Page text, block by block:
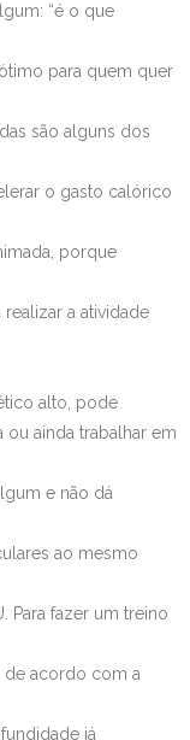
“é o que
para quem quer
são alguns dos
o gasto calórico
porque
a atividade
alto, pode
ainda trabalhar em
e não dá
ao mesmo
Para fazer um treino
de acordo com a
já